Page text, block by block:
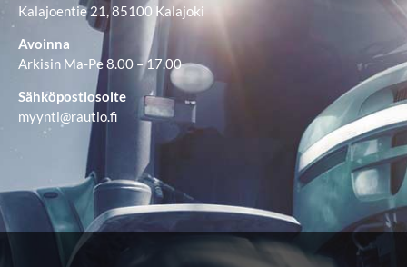
Kalajoentie 21, 85100 Kalajoki
Avoinna
Arkisin Ma-Pe 8.00 – 17.00
Sähköpostiosoite
myynti@rautio.fi